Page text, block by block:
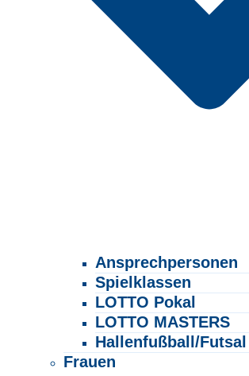
Ansprechpersonen
Spielklassen
LOTTO Pokal
LOTTO MASTERS
Hallenfußball/Futsal
Frauen